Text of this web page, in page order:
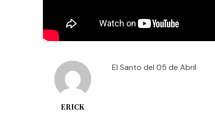
ERICK
El Santo del 05 de Abril